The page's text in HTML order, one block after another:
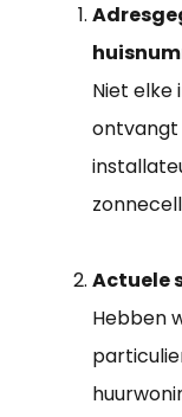
Niet elke
ontvangt
Actuele
Hebben